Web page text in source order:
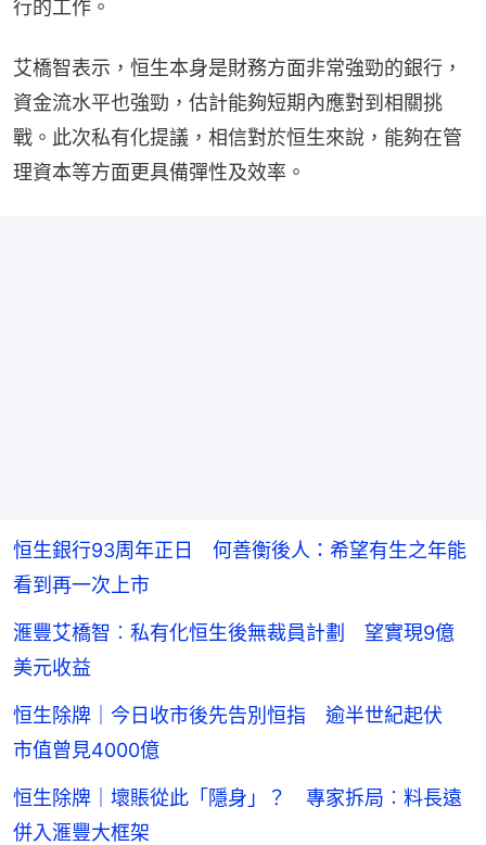
行的工作。
艾橋智表示，恒生本身是財務方面非常強勁的銀行，
資金流水平也強勁，估計能夠短期內應對到相關挑
戰。此次私有化提議，相信對於恒生來說，能夠在管
理資本等方面更具備彈性及效率。
恒生銀行93周年正日 何善衡後人：希望有生之年能
看到再一次上市
滙豐艾橋智︰私有化恒生後無裁員計劃 望實現9億
美元收益
恒生除牌｜今日收市後先告別恒指 逾半世紀起伏
市值曾見4000億
恒生除牌｜壞賬從此「隱身」？ 專家拆局︰料長遠
併入滙豐大框架